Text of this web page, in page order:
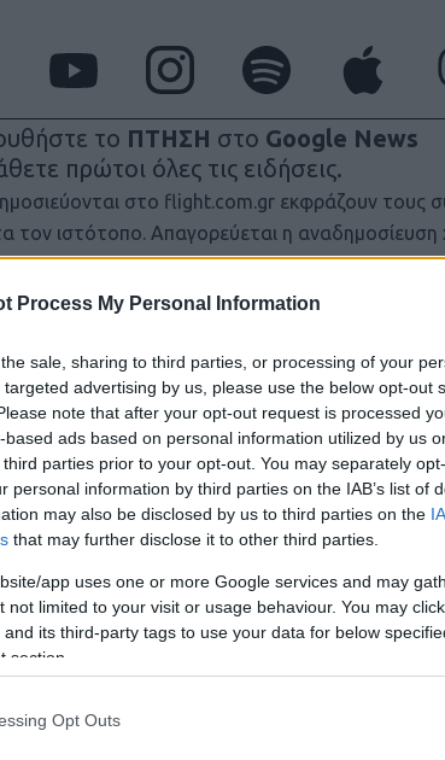
Process My Personal Information
sale, sharing to third parties, or processing of your
advertising by us, please use the below opt-out
note that after your opt-out request is processed
ads based on personal information utilized by us
parties prior to your opt-out. You may separately
personal information by third parties on the IAB’s list of
may also be disclosed by us to third parties on the
that may further disclose it to other third parties.
app uses one or more Google services and may
not limited to your visit or usage behaviour. You may
its third-party tags to use your data for below
section.
Opt Outs
το ΠΤΗΣΗ στο Google News
πρώτοι όλες τις ειδήσεις.
στο flight.com.gr εκφράζουν τους
τον ιστότοπο. Απαγορεύεται η αναδημοσίευση
περίπτωση θα λαμβάνονται νομικά μέτρα. Ο
ελέγχου των σχολίων, τα οποία εκφράζουν